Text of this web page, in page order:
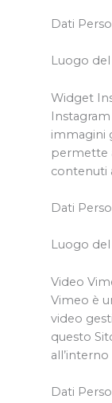
Dati
Luogo
Widget
immagini
permette
contenuti
Dati
Luogo
Video
Vimeo è
video
questo
Dati